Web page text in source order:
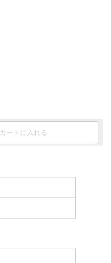
カートに入れる